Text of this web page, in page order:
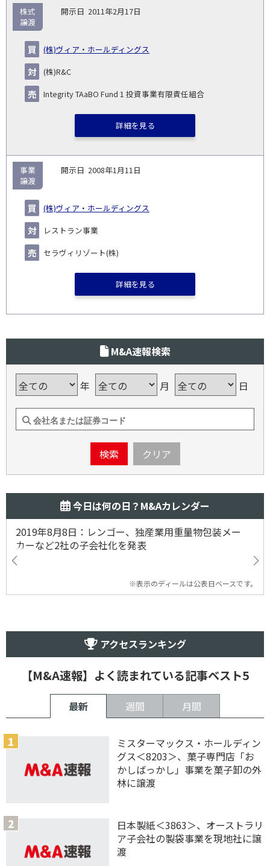
2011年2月17日
(株)ヴィア・ホールディングス
(株)R&C
Integrity TAaBO Fund 1 投資事業有限責任組合
株式
譲渡
詳細を見る
2008年1月11日
(株)ヴィア・ホールディングス
レストラン事業
セラヴィリゾート(株)
事業
譲渡
詳細を見る
M&A速報検索
年 月 日
検索 クリア
今日は何の日？M&Aカレンダー
2019年8月8日：レンゴー、独産業用重量物包装メー
カーなど2社の子会社化を発表
※表示のディールは公表日ベースです。
アクセスランキング
【M&A速報】よく読まれている記事ベスト5
最新 週間 月間
ミスターマックス・ホールディン
グス＜8203＞、菓子専門店「お
かしばっかし」事業を菓子卸の外
林に譲渡
日本製紙＜3863＞、オーストラリ
ア子会社の製袋事業を現地社に譲
渡